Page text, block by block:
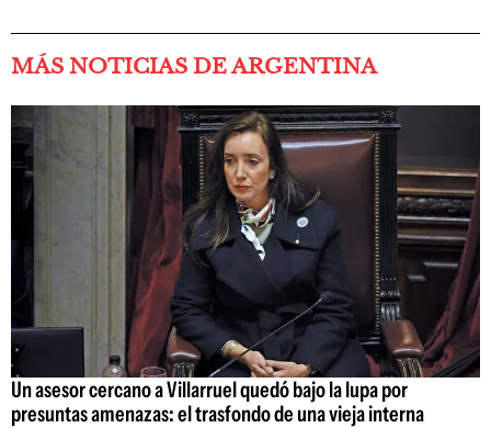
MÁS NOTICIAS DE ARGENTINA
Un asesor cercano a Villarruel quedó bajo la lupa por
presuntas amenazas: el trasfondo de una vieja interna